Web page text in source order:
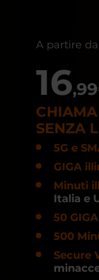
A partire da
16
SENZA
5G e
GIGA
Minuti
Italia e
50 GIGA
500
Secure